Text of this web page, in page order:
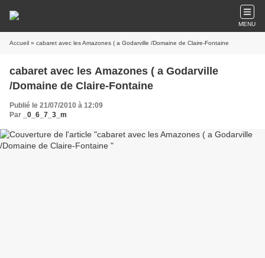
MENU
Accueil » cabaret avec les Amazones ( a Godarville /Domaine de Claire-Fontaine
cabaret avec les Amazones ( a Godarville
/Domaine de Claire-Fontaine
Publié le 21/07/2010 à 12:09
Par
_0_6_7_3_m